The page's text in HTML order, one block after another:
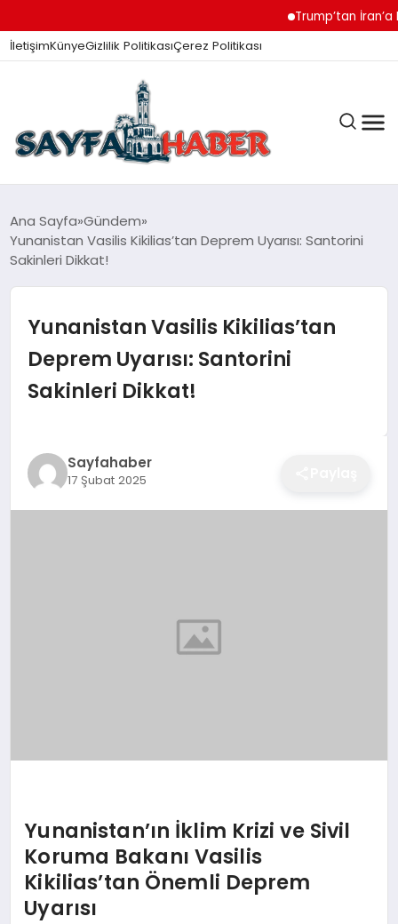
Trump’tan İran’a
İletişimKünyeGizlilik PolitikasıÇerez Politikası
ANA SAYFA
GÜNDEM
İZMIR HABERLERI
EKONOMI
Ana Sayfa Gündem
Yunanistan Vasilis Kikilias’tan Deprem Uyarısı: Santorini
Sakinleri Dikkat!
Yunanistan Vasilis Kikilias’tan
Deprem Uyarısı: Santorini
Sakinleri Dikkat!
Sayfahaber
17 Şubat 2025
Yunanistan’ın İklim Krizi ve Sivil
Koruma Bakanı Vasilis
Kikilias’tan Önemli Deprem
Uyarısı